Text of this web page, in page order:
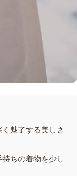
魅了する美しさ
ちの着物を少し